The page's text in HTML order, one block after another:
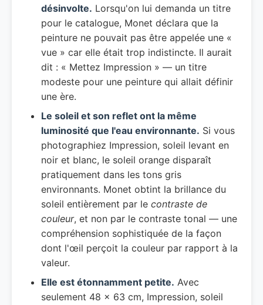
désinvolte. Lorsqu'on lui demanda un titre
pour le catalogue, Monet déclara que la
peinture ne pouvait pas être appelée une «
vue » car elle était trop indistincte. Il aurait
dit : « Mettez Impression » — un titre
modeste pour une peinture qui allait définir
une ère.
Le soleil et son reflet ont la même
luminosité que l'eau environnante. Si vous
photographiez Impression, soleil levant en
noir et blanc, le soleil orange disparaît
pratiquement dans les tons gris
environnants. Monet obtint la brillance du
soleil entièrement par le contraste de
couleur, et non par le contraste tonal — une
compréhension sophistiquée de la façon
dont l'œil perçoit la couleur par rapport à la
valeur.
Elle est étonnamment petite. Avec
seulement 48 × 63 cm, Impression, soleil